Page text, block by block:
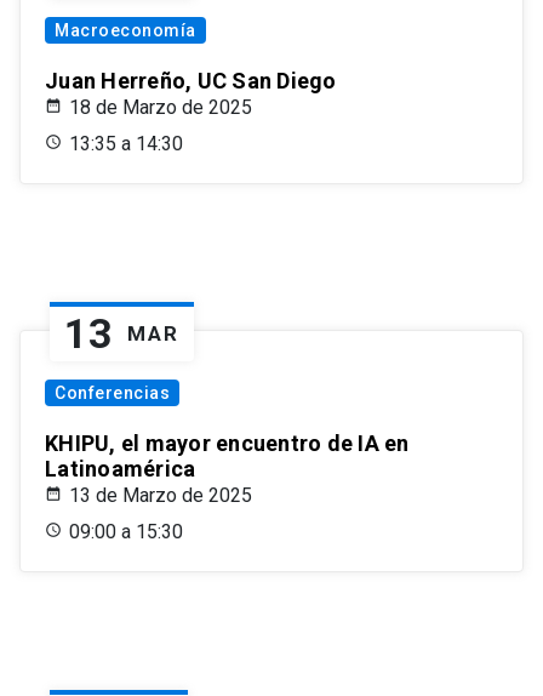
Macroeconomía
Juan Herreño, UC San Diego
18 de Marzo de 2025
13:35 a 14:30
13 MAR
Conferencias
KHIPU, el mayor encuentro de IA en
Latinoamérica
13 de Marzo de 2025
09:00 a 15:30